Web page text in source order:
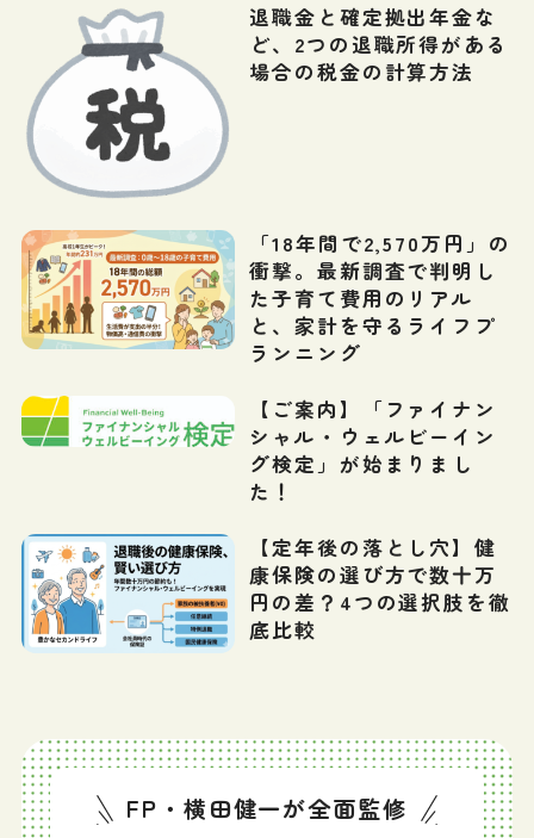
退職金と確定拠出年金な
ど、2つの退職所得がある
場合の税金の計算方法
「18年間で2,570万円」の
衝撃。最新調査で判明し
た子育て費用のリアル
と、家計を守るライフプ
ランニング
【ご案内】「ファイナン
シャル・ウェルビーイン
グ検定」が始まりまし
た！
【定年後の落とし穴】健
康保険の選び方で数十万
円の差？4つの選択肢を徹
底比較
FP・横田健一が全面監修